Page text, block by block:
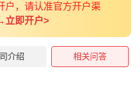
户，请认准官方开户渠
立即开户>
介绍 相关问答